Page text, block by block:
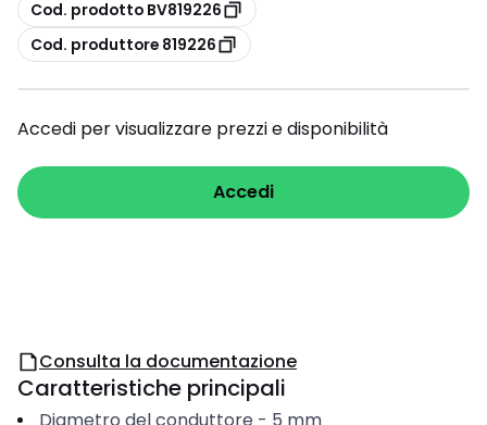
Cod. prodotto BV819226
copia
Cod. produttore 819226
Accedi per visualizzare prezzi e disponibilità
Accedi
Consulta la documentazione
Caratteristiche principali